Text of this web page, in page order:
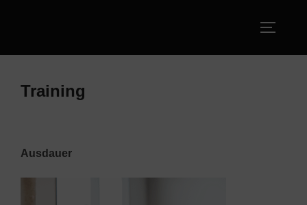
Training
Ausdauer